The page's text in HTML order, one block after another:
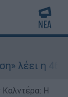
η
Καλντέρα: Η